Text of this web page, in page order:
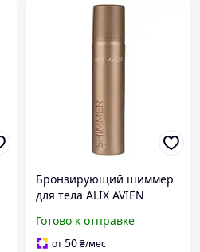
Бронзирующий шиммер
для тела ALIX AVIEN
Готово к отправке
от50₴/мес